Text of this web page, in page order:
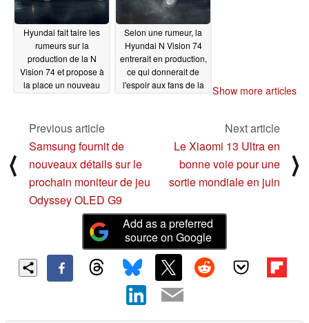
Hyundai fait taire les
rumeurs sur la
production de la N
Vision 74 et propose à
la place un nouveau
Selon une rumeur, la
Hyundai N Vision 74
entrerait en production,
ce qui donnerait de
l'espoir aux fans de la
Show more articles
⟨
Previous article
Samsung fournit de
nouveaux détails sur le
prochain moniteur de jeu
Odyssey OLED G9
Next article
Le Xiaomi 13 Ultra en
bonne voie pour une
sortie mondiale en juin
⟩
Add as a preferred
source on Google